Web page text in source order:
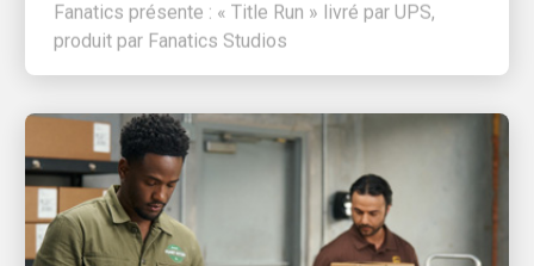
produit par Fanatics Studios